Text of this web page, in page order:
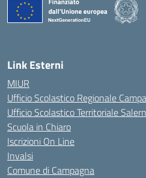
Link Esterni
MIUR
Ufficio Scolastico Regionale
Ufficio Scolastico Territoriale
Scuola in Chiaro
Iscrizioni On Line
Invalsi
Comune di Campagna